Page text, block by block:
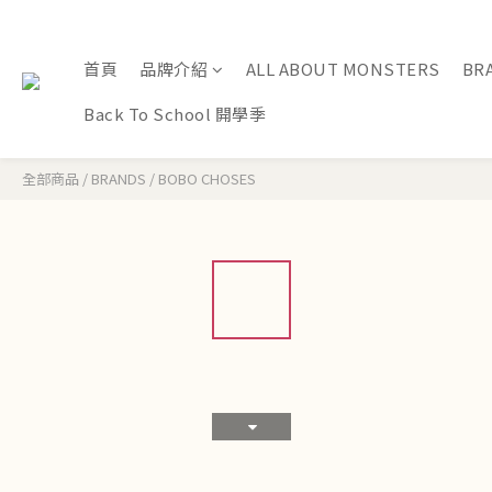
首頁 品牌介紹 ALL ABOUT MONSTERS
Back To School 開學季
全部商品 / BRANDS / BOBO CHOSES